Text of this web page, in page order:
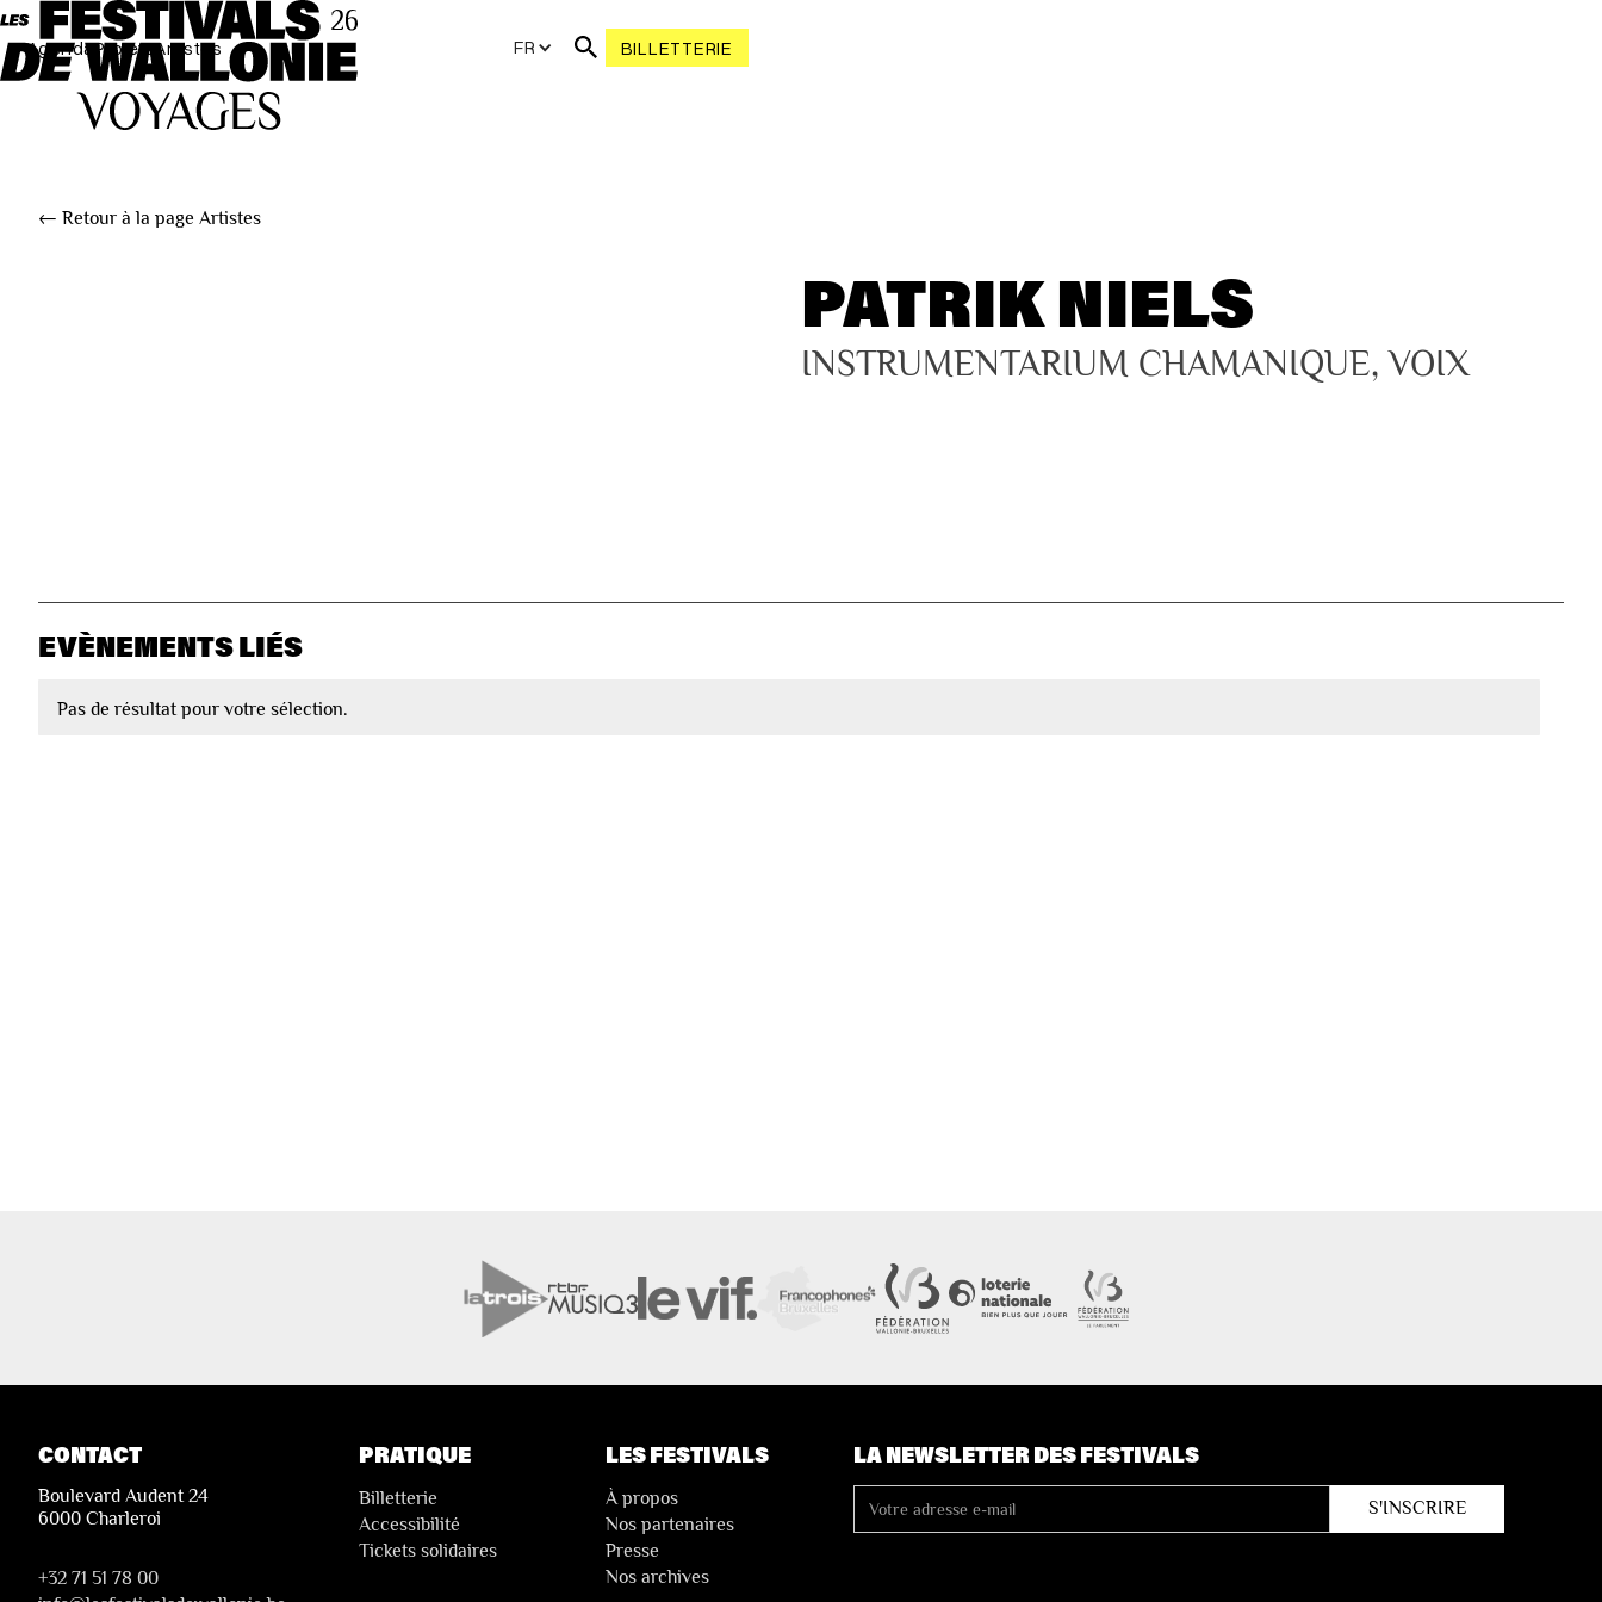
AgendaProjetsArtistes FR BILLETTERIE
← Retour à la page Artistes
PATRIK NIELS
INSTRUMENTARIUM CHAMANIQUE, VOIX
EVÈNEMENTS LIÉS
Pas de résultat pour votre sélection.
CONTACT
Boulevard Audent 24
6000 Charleroi
+32 71 51 78 00
PRATIQUE
Billetterie
Accessibilité
Tickets solidaires
LES FESTIVALS
À propos
Nos partenaires
Presse
Nos archives
LA NEWSLETTER DES FESTIVALS